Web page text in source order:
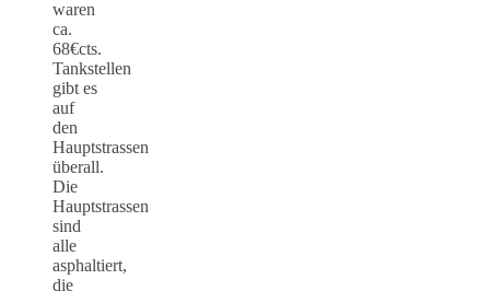
waren
ca.
68€cts.
Tankstellen
gibt es
auf
den
Hauptstrassen
überall.
Die
Hauptstrassen
sind
alle
asphaltiert,
die